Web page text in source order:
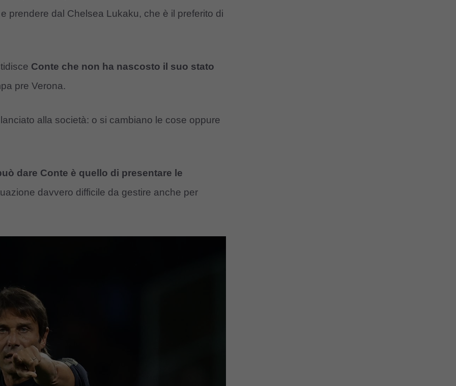
prendere dal Chelsea Lukaku, che è il preferito di
Conte che non ha nascosto il suo stato
pre Verona.
lanciato alla società: o si cambiano le cose oppure
dare Conte è quello di presentare le
davvero difficile da gestire anche per